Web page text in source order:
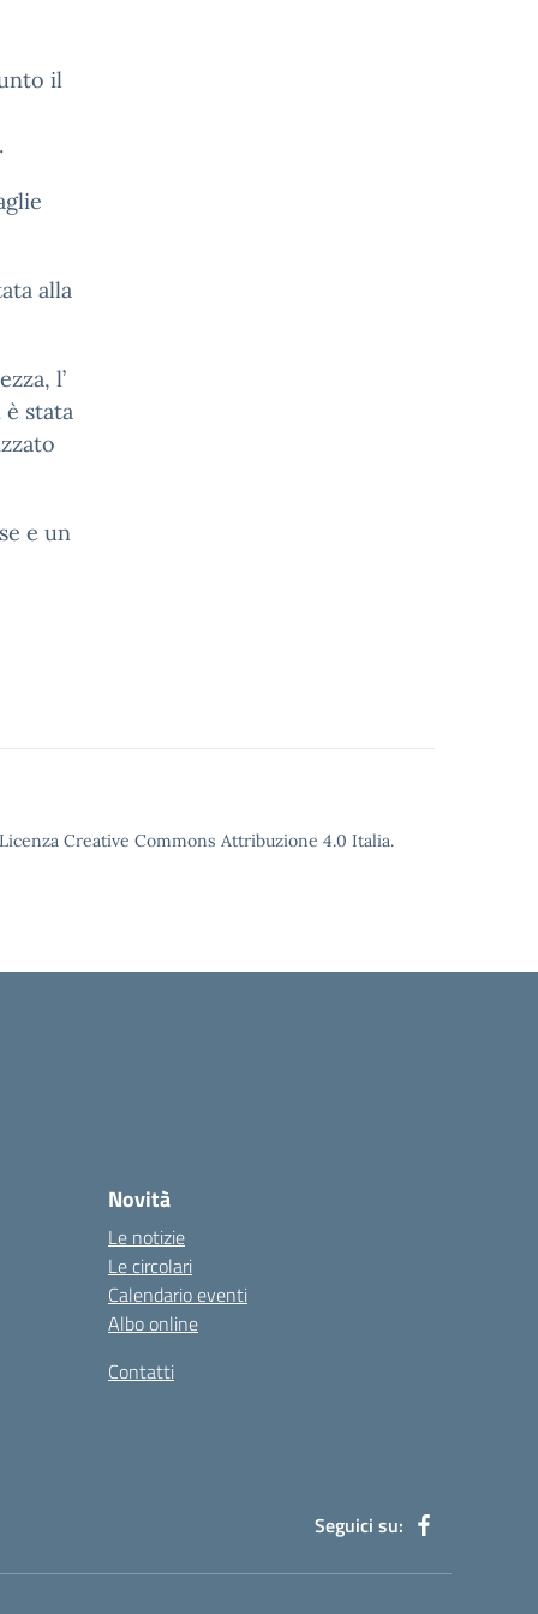
il
alla
l’
stata
e un
Creative Commons Attribuzione 4.0 Italia.
Novità
Le notizie
Le circolari
Calendario eventi
Albo online
Contatti
Seguici su: